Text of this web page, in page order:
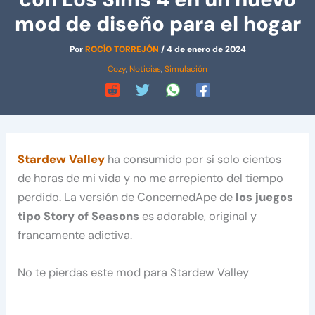
mod de diseño para el hogar
PorROCÍO TORREJÓN /4 de enero de 2024
Cozy, Noticias,Simulación
Stardew Valley ha consumido por sí solo cientos
de horas de mi vida y no me arrepiento del tiempo
perdido. La versión de ConcernedApe de los juegos
tipo Story of Seasons es adorable, original y
francamente adictiva.
No te pierdas este mod para Stardew Valley